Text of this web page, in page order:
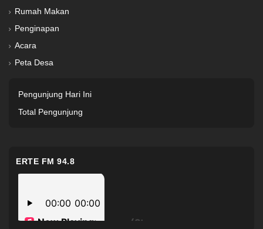
Rumah Makan
Penginapan
Acara
Peta Desa
Pengunjung Hari Ini
Total Pengunjung
ERTE FM 94.8